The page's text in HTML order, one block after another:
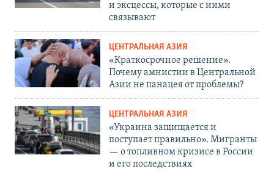
и эксцессы, которые с ними
связывают
ЦЕНТРАЛЬНАЯ АЗИЯ
«Краткосрочное решение».
Почему амнистии в Центральной
Азии не панацея от проблемы?
ЦЕНТРАЛЬНАЯ АЗИЯ
«Украина защищается и
поступает правильно». Мигранты
— о топливном кризисе в России
и его последствиях